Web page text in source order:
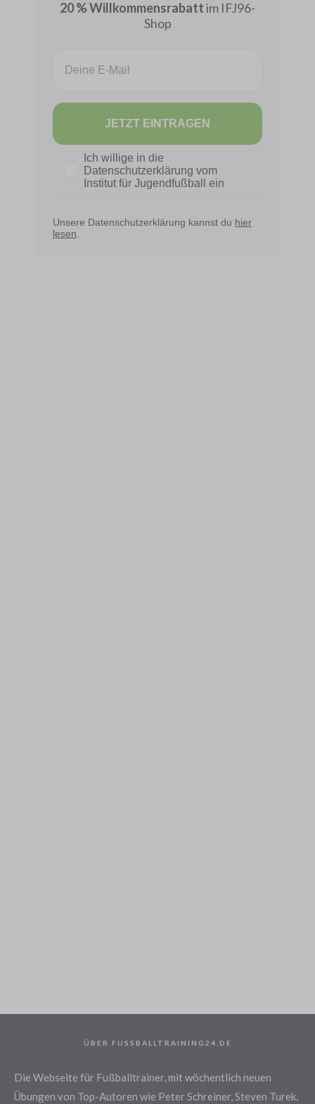
20 % Willkommensrabattim IFJ96-
Shop
JETZT EINTRAGEN
Datenschutz
Ich willige in die
Datenschutzerklärung vom
Institut für Jugendfußball ein
Unsere Datenschutzerklärung kannst du hier
lesen
ÜBER FUSSBALLTRAINING24.DE
Die Webseite für Fußballtrainer, mit wöchentlich neuen
Übungen von Top-Autoren wie Peter Schreiner, Steven Turek,